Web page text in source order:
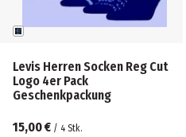
Levis Herren Socken Reg Cut
Logo 4er Pack
Geschenkpackung
15,00 € / 4 Stk.